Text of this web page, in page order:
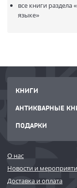
все книги раздела
языке»
КНИГИ
АНТИКВАРНЫЕ
ПОДАРКИ
О нас
Новости и
Доставка и оплата